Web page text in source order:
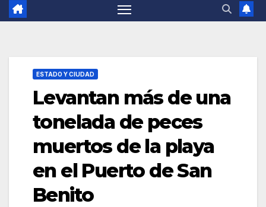
ESTADO Y CIUDAD
Levantan más de una
tonelada de peces
muertos de la playa
en el Puerto de San
Benito